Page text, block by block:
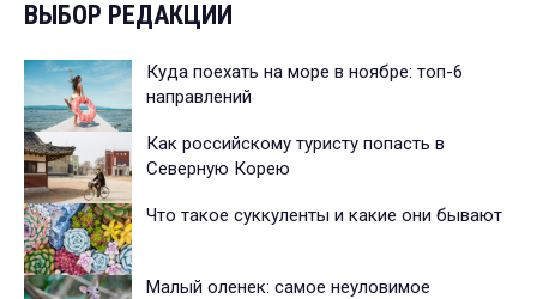
ВЫБОР РЕДАКЦИИ
Куда поехать на море в ноябре: топ-6
направлений
Как российскому туристу попасть в
Северную Корею
Что такое суккуленты и какие они бывают
Малый оленек: самое неуловимое